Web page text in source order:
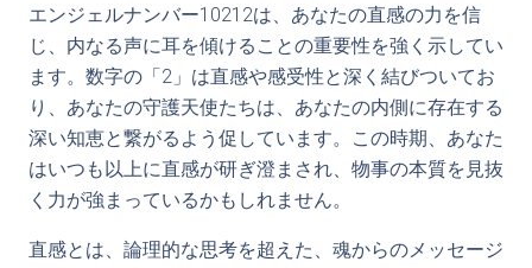
エンジェルナンバー10212は、あなたの直感の力を信
じ、内なる声に耳を傾けることの重要性を強く示してい
ます。数字の「2」は直感や感受性と深く結びついてお
り、あなたの守護天使たちは、あなたの内側に存在する
深い知恵と繋がるよう促しています。この時期、あなた
はいつも以上に直感が研ぎ澄まされ、物事の本質を見抜
く力が強まっているかもしれません。
直感とは、論理的な思考を超えた、魂からのメッセージ